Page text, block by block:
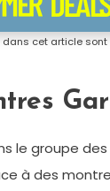
cet article
le groupe
à des